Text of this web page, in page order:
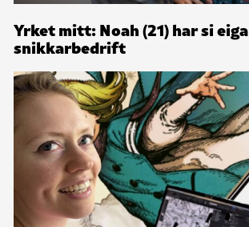
Yrket mitt: Noah (21) har si eiga
snikkarbedrift